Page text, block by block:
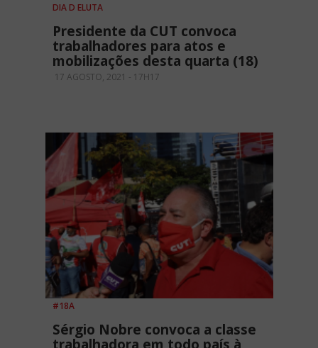
DIA D ELUTA
Presidente da CUT convoca
trabalhadores para atos e
mobilizações desta quarta (18)
17 AGOSTO, 2021 - 17H17
#18A
Sérgio Nobre convoca a classe
trabalhadora em todo país à